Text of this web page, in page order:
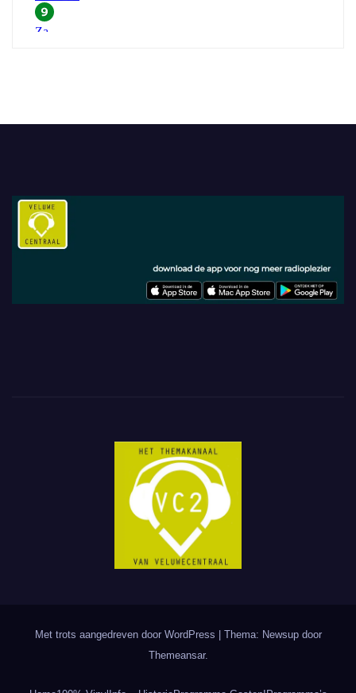
Met trots aangedreven door WordPress
Thema: Newsup door
Themeansar.